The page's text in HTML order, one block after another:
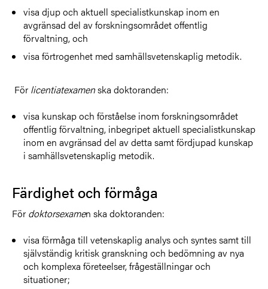
visa djup och aktuell specialistkunskap inom en
avgränsad del av forskningsområdet offentlig
förvaltning, och
visa förtrogenhet med samhällsvetenskaplig metodik.
För licentiatexamenska doktoranden:
visa kunskap och förståelse inom forskningsområdet
offentlig förvaltning, inbegripet aktuell specialistkunskap
inom en avgränsad del av detta samt fördjupad kunskap
i samhällsvetenskaplig metodik.
Färdighet och förmåga
För doktorsexamen ska doktoranden:
visa förmåga till vetenskaplig analys och syntes samt till
självständig kritisk granskning och bedömning av nya
och komplexa företeelser, frågeställningar och
situationer;